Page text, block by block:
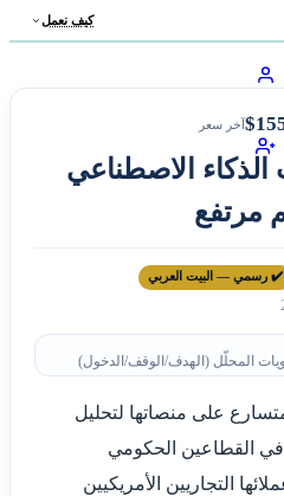
كيف نعمل
آخر سعر
الذكاء الاصطناعي
مرتفع
✔️ رسمي — البيت العربي
المحلّل (الهدف/الوقف/الدخول)
على منصاتها لتحليل
في القطاعين الحكومي
التجاريين الأمريكيين